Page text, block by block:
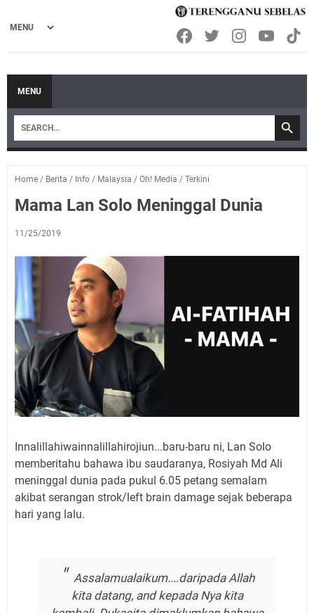
MENU
Home / Berita / Info / Malaysia / Oh! Media / Terkini
Mama Lan Solo Meninggal Dunia
11/25/2019
Innalillahiwainnalillahirojiun...baru-baru ni, Lan Solo
memberitahu bahawa ibu saudaranya, Rosiyah Md Ali
meninggal dunia pada pukul 6.05 petang semalam
akibat serangan strok/left brain damage sejak beberapa
hari yang lalu.
Assalamualaikum....daripada Allah
kita datang, and kepada Nya kita